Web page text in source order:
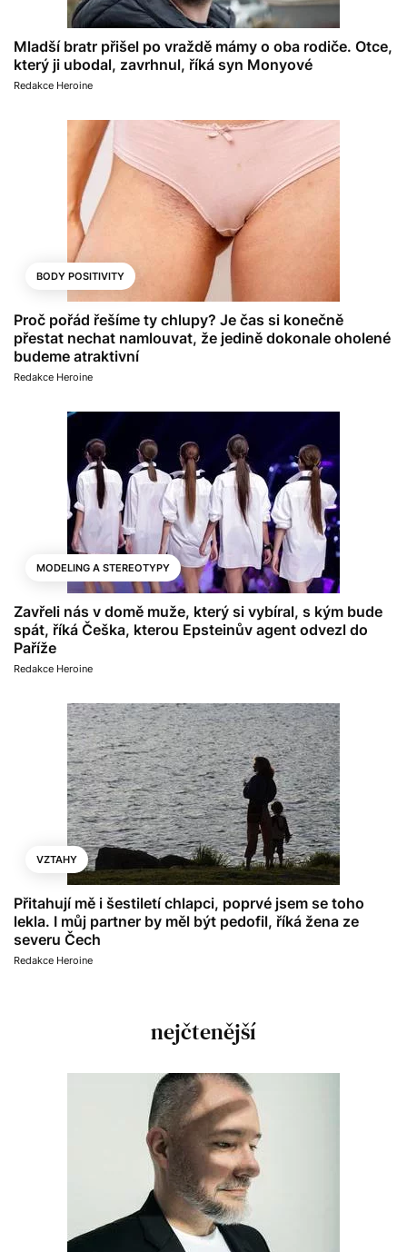
Mladší bratr přišel po vraždě mámy o oba rodiče. Otce,
který ji ubodal, zavrhnul, říká syn Monyové
Redakce Heroine
BODY POSITIVITY
Proč pořád řešíme ty chlupy? Je čas si konečně
přestat nechat namlouvat, že jedině dokonale oholené
budeme atraktivní
Redakce Heroine
MODELING A STEREOTYPY
Zavřeli nás v domě muže, který si vybíral, s kým bude
spát, říká Češka, kterou Epsteinův agent odvezl do
Paříže
Redakce Heroine
VZTAHY
Přitahují mě i šestiletí chlapci, poprvé jsem se toho
lekla. I můj partner by měl být pedofil, říká žena ze
severu Čech
Redakce Heroine
nejčtenější